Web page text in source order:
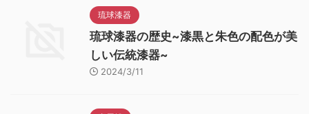
琉球漆器
琉球漆器の歴史~漆黒と朱色の配色が美
しい伝統漆器~
2024/3/11